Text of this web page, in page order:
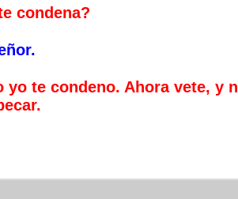
condena?
yo te condeno. Ahora vete, y